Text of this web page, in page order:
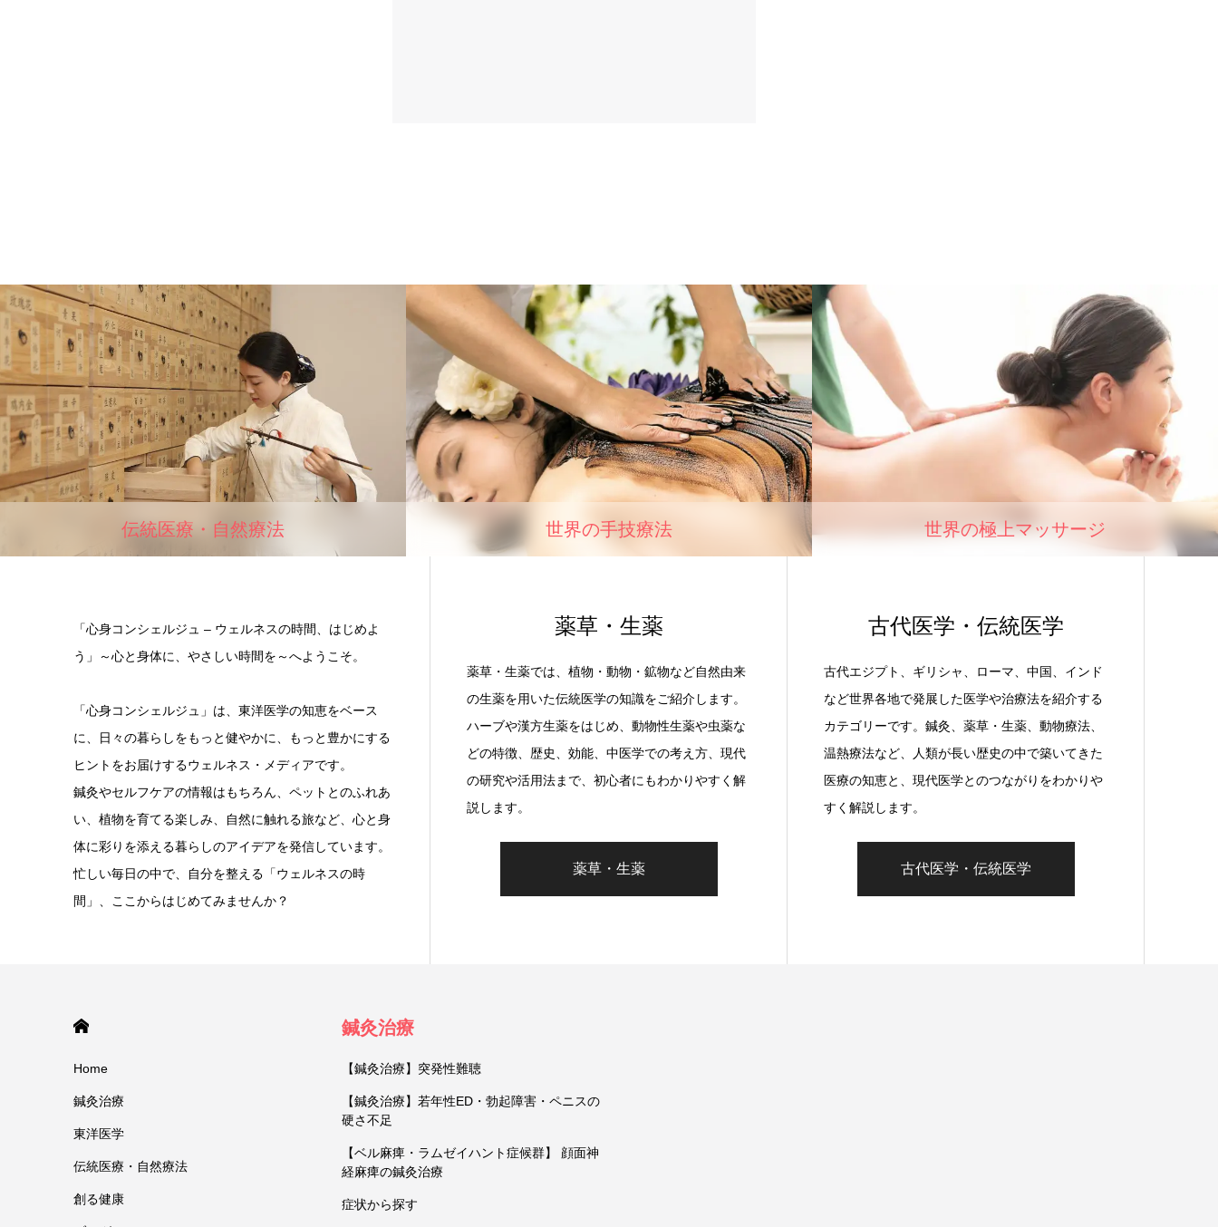
伝統医療・自然療法 世界の手技療法 世界の極上マッサージ
「心身コンシェルジュ – ウェルネスの時間、はじめよ
う」～心と身体に、やさしい時間を～へようこそ。
「心身コンシェルジュ」は、東洋医学の知恵をベース
に、日々の暮らしをもっと健やかに、もっと豊かにする
ヒントをお届けするウェルネス・メディアです。
鍼灸やセルフケアの情報はもちろん、ペットとのふれあ
い、植物を育てる楽しみ、自然に触れる旅など、心と身
体に彩りを添える暮らしのアイデアを発信しています。
忙しい毎日の中で、自分を整える「ウェルネスの時
間」、ここからはじめてみませんか？
薬草・生薬
薬草・生薬では、植物・動物・鉱物など自然由来
の生薬を用いた伝統医学の知識をご紹介します。
ハーブや漢方生薬をはじめ、動物性生薬や虫薬な
どの特徴、歴史、効能、中医学での考え方、現代
の研究や活用法まで、初心者にもわかりやすく解
説します。
薬草・生薬
古代医学・伝統医学
古代エジプト、ギリシャ、ローマ、中国、インド
など世界各地で発展した医学や治療法を紹介する
カテゴリーです。鍼灸、薬草・生薬、動物療法、
温熱療法など、人類が長い歴史の中で築いてきた
医療の知恵と、現代医学とのつながりをわかりや
すく解説します。
古代医学・伝統医学
Home
鍼灸治療
東洋医学
伝統医療・自然療法
創る健康
鍼灸治療
【鍼灸治療】突発性難聴
【鍼灸治療】若年性ED・勃起障害・ペニスの
硬さ不足
【ベル麻痺・ラムゼイハント症候群】 顔面神
経麻痺の鍼灸治療
症状から探す